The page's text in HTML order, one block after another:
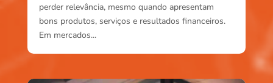
perder relevância, mesmo quando apresentam
bons produtos, serviços e resultados financeiros.
Em mercados...